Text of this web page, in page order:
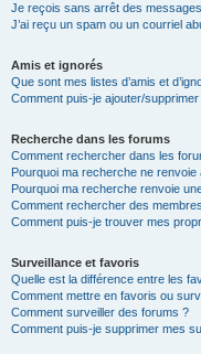
Je reçois sans arrêt des
J’ai reçu un spam ou un courriel
Amis et ignorés
Que sont mes listes d’amis et
Comment puis-je ajouter/
Recherche dans les forums
Comment rechercher dans les
Pourquoi ma recherche ne renvoie
Pourquoi ma recherche renvoie
Comment rechercher des
Comment puis-je trouver mes
Surveillance et favoris
Quelle est la différence entre les
Comment mettre en favoris ou
Comment surveiller des forums ?
Comment puis-je supprimer mes